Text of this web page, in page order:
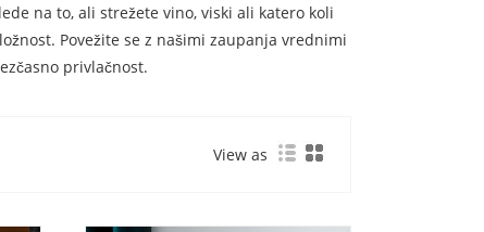
na to, ali strežete vino, viski ali katero koli
Povežite se z našimi zaupanja vrednimi
privlačnost.
View as